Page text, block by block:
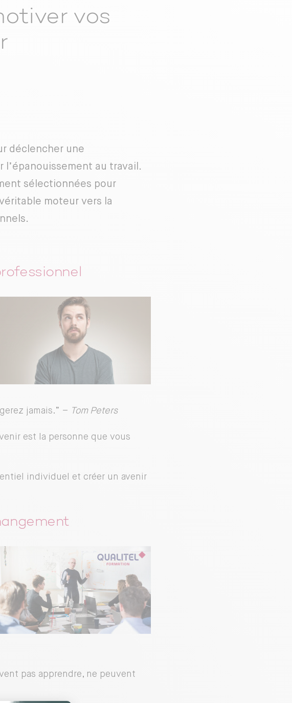
vos
déclencher une
au travail.
sélectionnées pour
moteur vers la
jamais.” – Tom Peters
est la personne que vous
individuel et créer un avenir
pas apprendre, ne peuvent